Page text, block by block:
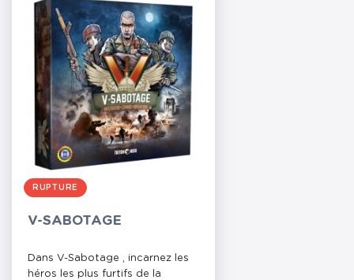
RUPTURE
V-SABOTAGE
Dans V-Sabotage , incarnez les
héros les plus furtifs de la